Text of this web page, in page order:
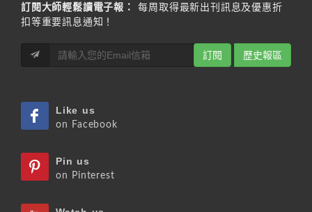
訂閱大師輕鬆讀電子報：
每周取得最新出刊訊息及優惠折
扣等重要訊息通知！
訂閱 歷史報區
Like us
on Facebook
Pin us
on Pinterest